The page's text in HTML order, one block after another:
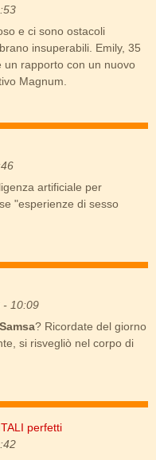
e ci sono ostacoli
insuperabili. Emily, 35
un rapporto con un nuovo
Magnum.
artificiale per
"esperienze di sesso
- 10:09
? Ricordate del giorno
si risvegliò nel corpo di
perfetti